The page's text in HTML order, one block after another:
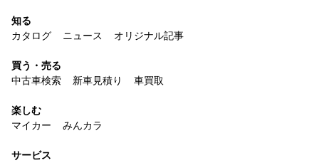
知る
カタログ
ニュース オリジナル記事
買う・売る
中古車検索
新車見積り 車買取
楽しむ
マイカー
みんカラ
サービス